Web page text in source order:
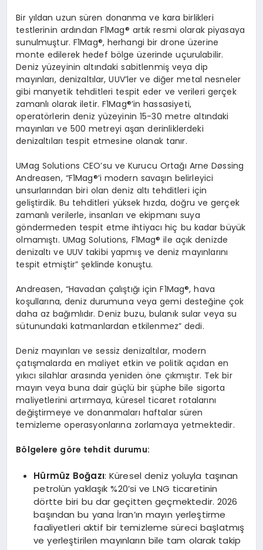
Bir yıldan uzun süren donanma ve kara birlikleri
testlerinin ardından F1Mag® artık resmi olarak piyasaya
sunulmuştur. F1Mag®, herhangi bir drone üzerine
monte edilerek hedef bölge üzerinde uçurulabilir.
Deniz yüzeyinin altındaki sabitlenmiş veya dip
mayınları, denizaltılar, UUV’ler ve diğer metal nesneler
gibi manyetik tehditleri tespit eder ve verileri gerçek
zamanlı olarak iletir. F1Mag®’in hassasiyeti,
operatörlerin deniz yüzeyinin 15-30 metre altındaki
mayınları ve 500 metreyi aşan derinliklerdeki
denizaltıları tespit etmesine olanak tanır.
UMag Solutions CEO’su ve Kurucu Ortağı Arne Døssing
Andreasen, “F1Mag®’i modern savaşın belirleyici
unsurlarından biri olan deniz altı tehditleri için
geliştirdik. Bu tehditleri yüksek hızda, doğru ve gerçek
zamanlı verilerle, insanları ve ekipmanı suya
göndermeden tespit etme ihtiyacı hiç bu kadar büyük
olmamıştı. UMag Solutions, F1Mag® ile açık denizde
denizaltı ve UUV takibi yapmış ve deniz mayınlarını
tespit etmiştir” şeklinde konuştu.
Andreasen, “Havadan çalıştığı için F1Mag®, hava
koşullarına, deniz durumuna veya gemi desteğine çok
daha az bağımlıdır. Deniz buzu, bulanık sular veya su
sütunundaki katmanlardan etkilenmez” dedi.
Deniz mayınları ve sessiz denizaltılar, modern
çatışmalarda en maliyet etkin ve politik açıdan en
yıkıcı silahlar arasında yeniden öne çıkmıştır. Tek bir
mayın veya buna dair güçlü bir şüphe bile sigorta
maliyetlerini artırmaya, küresel ticaret rotalarını
değiştirmeye ve donanmaları haftalar süren
temizleme operasyonlarına zorlamaya yetmektedir.
Bölgelere göre tehdit durumu:
Hürmüz Boğazı: Küresel deniz yoluyla taşınan
petrolün yaklaşık %20’si ve LNG ticaretinin
dörtte biri bu dar geçitten geçmektedir. 2026
başından bu yana İran’ın mayın yerleştirme
faaliyetleri aktif bir temizleme süreci başlatmış
ve yerleştirilen mayınların bile tam olarak takip